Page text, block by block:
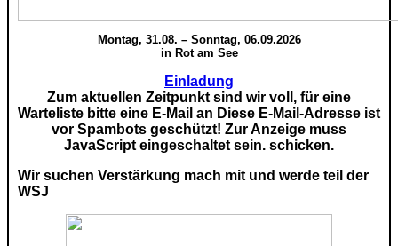
Montag, 31.08. – Sonntag, 06.09.2026
in Rot am See
Einladung
Zum aktuellen Zeitpunkt sind wir voll, für eine
Warteliste bitte eine E-Mail an Diese E-Mail-Adresse ist
vor Spambots geschützt! Zur Anzeige muss
JavaScript eingeschaltet sein. schicken.
Wir suchen Verstärkung mach mit und werde teil der
WSJ